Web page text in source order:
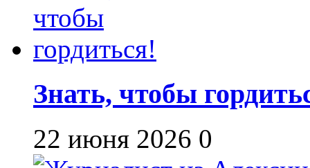
Знать, чтобы
22 июня 2026 0